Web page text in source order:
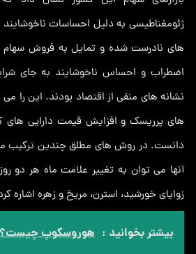
ژئومغناطیسی به دلیل احساسات
های نادرست شده و تمایل به فروش سهام
اضطراب و احساس ناخوشایند به جای
نشانه های منفی از اقتصاد بودند. این را
های پرریسک و افزایش قیمت دارایی
دانست. در روش های مطلق چندین ترکیب
آنها می توان به تغییر علامت ماه هر دو
زوایای خورشید، استرن، مریخ و زهره اشاره
بیشتر بخوانید : هوروسکوپ چیست؟